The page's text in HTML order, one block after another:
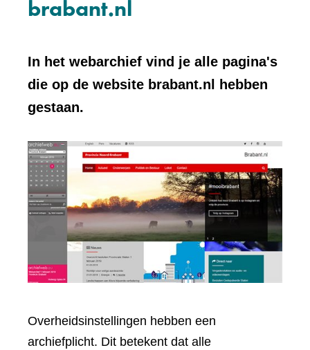
brabant.nl
In het webarchief vind je alle pagina's
die op de website brabant.nl hebben
gestaan.
Overheidsinstellingen hebben een
archiefplicht. Dit betekent dat alle